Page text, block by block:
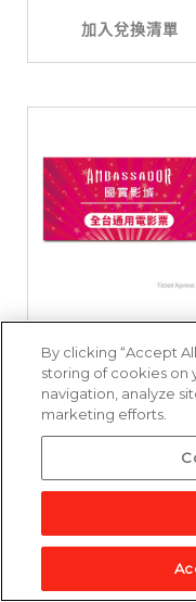
加入兌換清單
影票好禮即享券
3,857點
加入兌換清單
By clicking “Accept
storing of cookies on
navigation, analyze
marketing efforts.